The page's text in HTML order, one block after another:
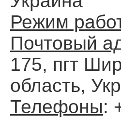
Режим
Почтовый
175, пгт
область,
Телефоны: